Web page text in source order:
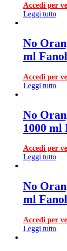
Accedi per
Leggi tutto
No
ml
Accedi per
Leggi tutto
No
1000 ml
Accedi per
Leggi tutto
No
ml
Accedi per
Leggi tutto